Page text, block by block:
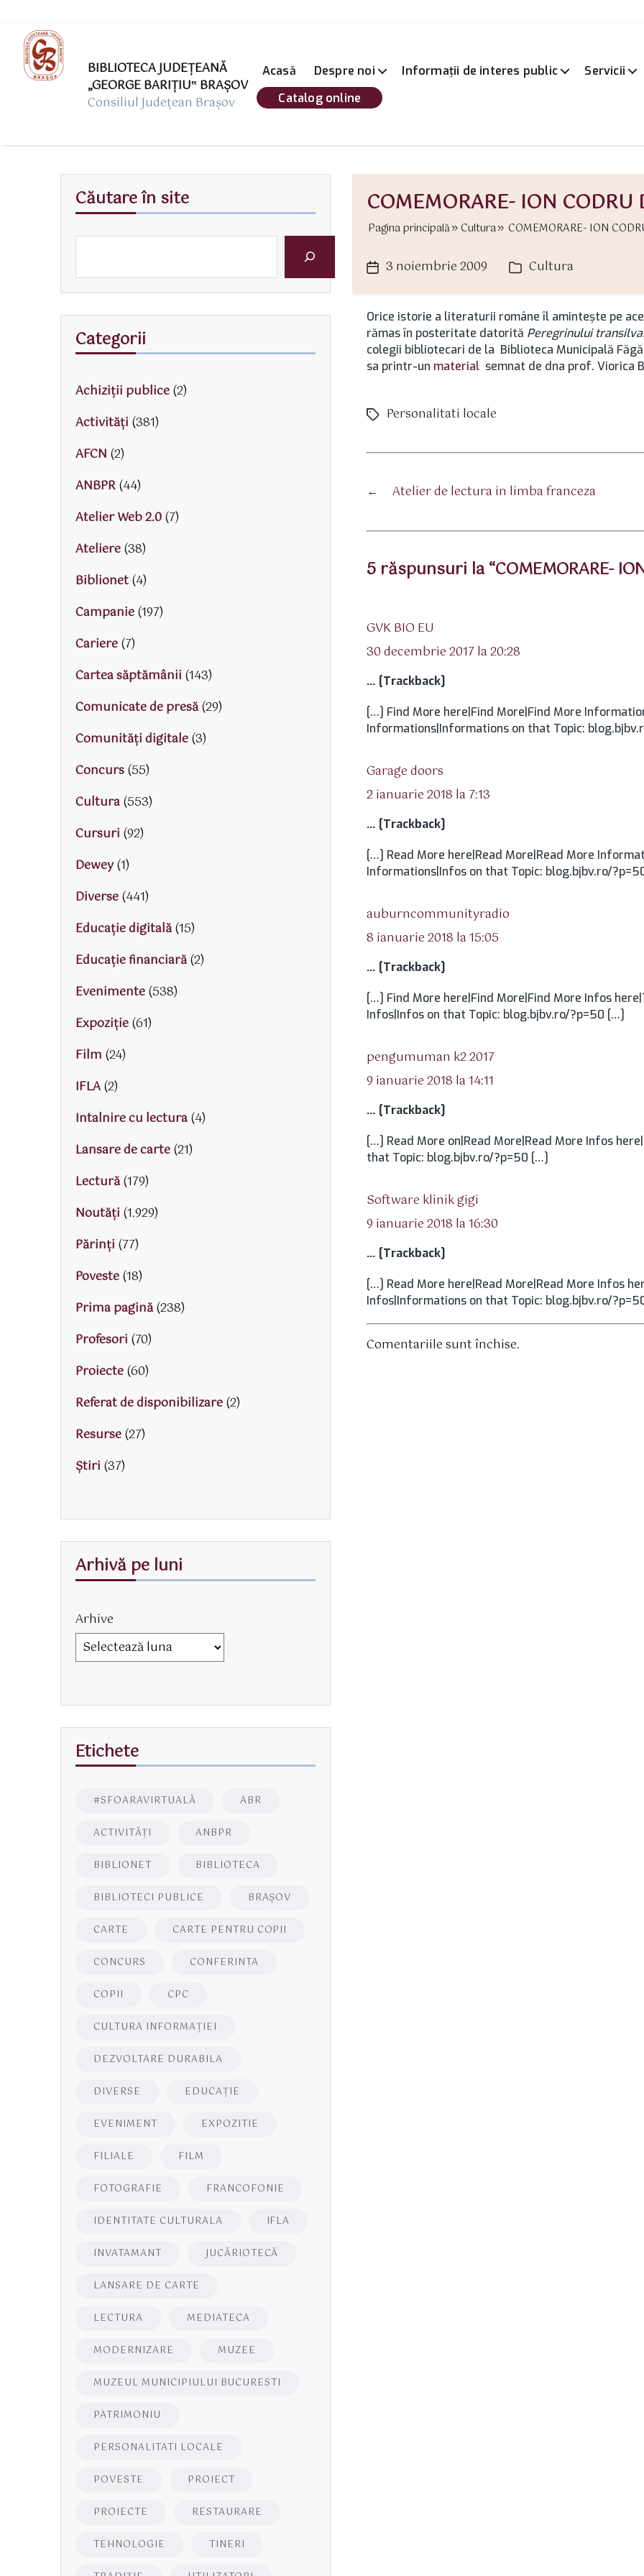
BIBLIOTECA JUDEȚEANĂ
„GEORGE BARIŢIU‟ BRAŞOV
Consiliul Județean Brașov
Acasă Despre noi Informații de interes public Servicii
Catalog online
COMEMORARE- ION CODRU
Pagina principală Cultura COMEMORARE- ION
Dată3 noiembrie 2009 Categorii
Cultura
Orice istorie a literaturii române îl aminteşte pe
rămas în posteritate datorită Peregrinului
colegii bibliotecari de la Biblioteca Municipală
sa printr-un material semnat de dna prof. Viorica
Etichete
Personalitati locale
← Atelier de lectura in limba franceza
5 răspunsuri la “COMEMORARE-
GVK BIO EU
30 decembrie 2017 la 20:28
… [Trackback]
[…] Find More here|Find More|Find More
Informations|Informations on that Topic:
Garage doors
2 ianuarie 2018 la 7:13
… [Trackback]
[…] Read More here|Read More|Read More
Informations|Infos on that Topic: blog.bjbv.ro/
auburncommunityradio
8 ianuarie 2018 la 15:05
… [Trackback]
[…] Find More here|Find More|Find More Infos
Infos|Infos on that Topic: blog.bjbv.ro/?p=50 […]
pengumuman k2 2017spune:
9 ianuarie 2018 la 14:11
… [Trackback]
[…] Read More on|Read More|Read More Infos
that Topic: blog.bjbv.ro/?p=50 […]
Software klinik gigi
9 ianuarie 2018 la 16:30
… [Trackback]
[…] Read More here|Read More|Read More Infos
Infos|Informations on that Topic: blog.bjbv.ro/
Comentariile sunt închise.
Căutare în site
Categorii
Achiziții publice(2)
Activităţi (381)
AFCN (2)
ANBPR(44)
Atelier Web 2.0(7)
Ateliere(38)
Biblionet(4)
Campanie(197)
Cariere(7)
Cartea săptămânii (143)
Comunicate de presă(29)
Comunități digitale(3)
Concurs(55)
Cultura(553)
Cursuri (92)
Dewey(1)
Diverse(441)
Educaţie digitală(15)
Educaţie financiară(2)
Evenimente(538)
Expoziție(61)
Film (24)
IFLA(2)
Intalnire cu lectura(4)
Lansare de carte(21)
Lectură(179)
Noutăți (1.929)
Părinţi (77)
Poveste(18)
Prima pagină(238)
Profesori (70)
Proiecte(60)
Referat de disponibilizare(2)
Resurse(27)
Știri (37)
Arhivă pe luni
Arhive
Etichete
#SFOARAVIRTUALĂ ABR
ACTIVITĂŢI ANBPR
BIBLIONET BIBLIOTECA
BIBLIOTECI PUBLICE BRAŞOV
CARTE CARTE PENTRU COPII
CONCURS CONFERINTA
COPII CPC
CULTURA INFORMAŢIEI
DEZVOLTARE DURABILA
DIVERSE EDUCAŢIE
EVENIMENT EXPOZITIE
FILIALE FILM
FOTOGRAFIE FRANCOFONIE
IDENTITATE CULTURALA IFLA
INVATAMANT JUCĂRIOTECĂ
LANSARE DE CARTE
LECTURA MEDIATECA
MODERNIZARE MUZEE
MUZEUL MUNICIPIULUI BUCURESTI
PATRIMONIU
PERSONALITATI LOCALE
POVESTE PROIECT
PROIECTE RESTAURARE
TEHNOLOGIE TINERI